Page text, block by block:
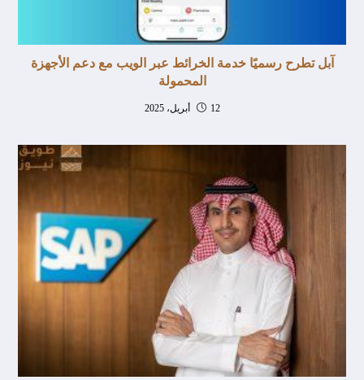
آبل تطرح رسميًا خدمة الخرائط عبر الويب مع دعم الأجهزة
المحمولة
12 أبريل، 2025